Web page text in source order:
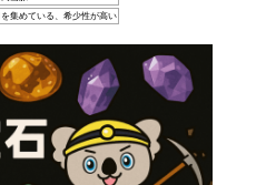
集めている、希少性が高い